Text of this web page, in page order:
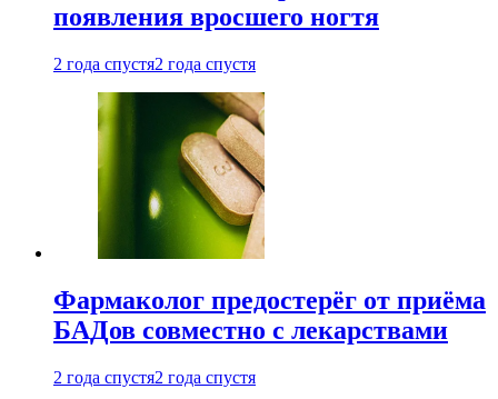
появления вросшего ногтя
2 года спустя2 года спустя
Фармаколог предостерёг от приёма
БАДов совместно с лекарствами
2 года спустя2 года спустя